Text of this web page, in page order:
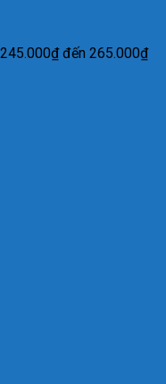
đến 265.000₫